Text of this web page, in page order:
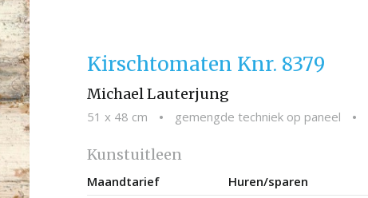
Kirschtomaten Knr. 8379
Michael Lauterjung
51 x 48 cm • gemengde techniek op paneel •
Kunstuitleen
Maandtarief Huren/sparen